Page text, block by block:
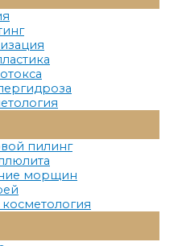
Меню
Меню
пилинг
морщин
Меню